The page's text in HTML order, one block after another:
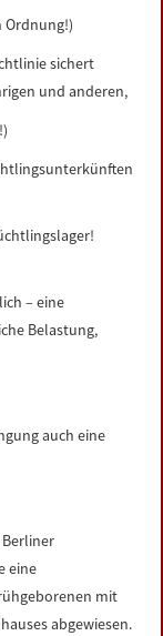
Ordnung!)
sichert
und anderen,
– eine
Belastung,
auch eine
eine
mit
abgewiesen.